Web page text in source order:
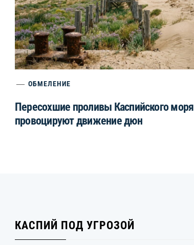
ОБМЕЛЕНИЕ
Пересохшие проливы Каспийского моря
провоцируют движение дюн
КАСПИЙ ПОД УГРОЗОЙ